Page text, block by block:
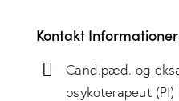
Kontakt Informationer
Cand.pæd. og
psykoterapeut